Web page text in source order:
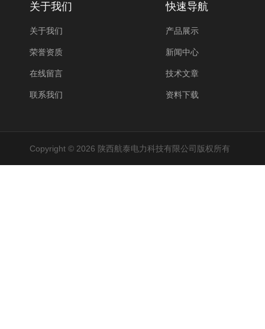
关于我们
关于我们
荣誉资质
在线留言
联系我们
快速导航
产品展示
新闻中心
技术文章
资料下载
Copyright © 2026 陕西航泰电力科技有限公司版权所有